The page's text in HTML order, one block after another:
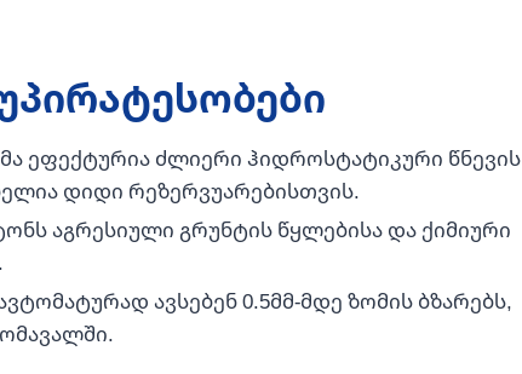
ეფექტურია ძლიერი ჰიდროსტატიკური წნევის
დიდი რეზერვუარებისთვის.
აგრესიული გრუნტის წყლებისა და ქიმიური
ავსებენ 0.5მმ-მდე ზომის ბზარებს,